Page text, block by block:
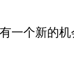
个新的机